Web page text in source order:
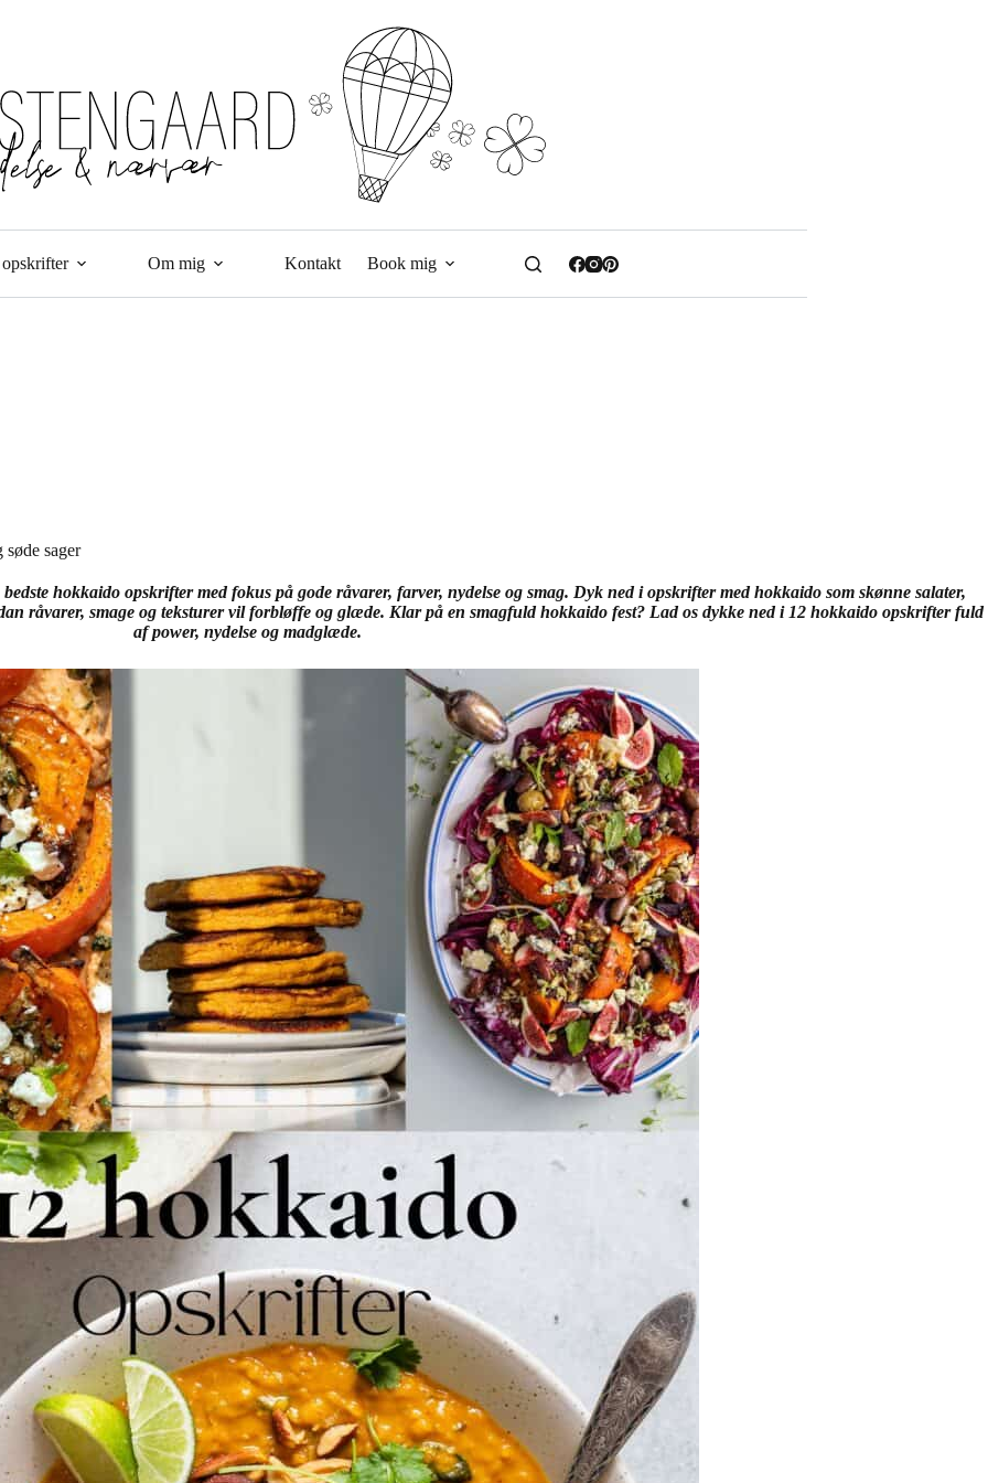
Om mig Kontakt Book mig
sager
hokkaido opskrifter med fokus på gode råvarer, farver, nydelse og smag. Dyk ned i opskrifter med hokkaido som skønne salater,
råvarer, smage og teksturer vil forbløffe og glæde. Klar på en smagfuld hokkaido fest? Lad os dykke ned i 12 hokkaido opskrifter fuld
af power, nydelse og madglæde.